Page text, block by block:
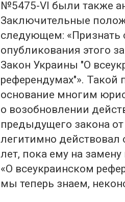
№5475-VI были также
Заключительные
следующем: «Признать
опубликования этого
Закон Украины "О
референдумах"». Такой
основание многим
о возобновлении
предыдущего закона
легитимно действовал
лет, пока ему на
«О всеукраинском
мы теперь знаем,